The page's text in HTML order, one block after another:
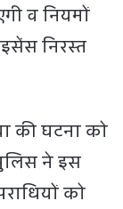
व नियमों
निरस्त
की घटना को
ने इस
को